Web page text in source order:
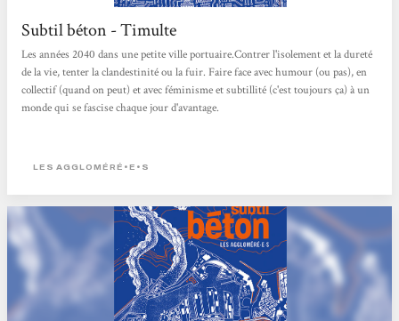
Subtil béton - Timulte
Les années 2040 dans une petite ville portuaire.Contrer l'isolement et la dureté
de la vie, tenter la clandestinité ou la fuir. Faire face avec humour (ou pas), en
collectif (quand on peut) et avec féminisme et subtillité (c'est toujours ça) à un
monde qui se fascise chaque jour d'avantage.
LES AGGLOMÉRÉ•E•S